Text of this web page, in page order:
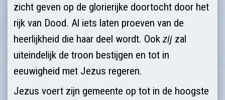
zicht geven op de glorierijke doortocht door het
rijk van Dood. Al iets laten proeven van de
heerlijkheid die haar deel wordt. Ook zij zal
uiteindelijk de troon bestijgen en tot in
eeuwigheid met Jezus regeren.
Jezus voert zijn gemeente op tot in de hoogste